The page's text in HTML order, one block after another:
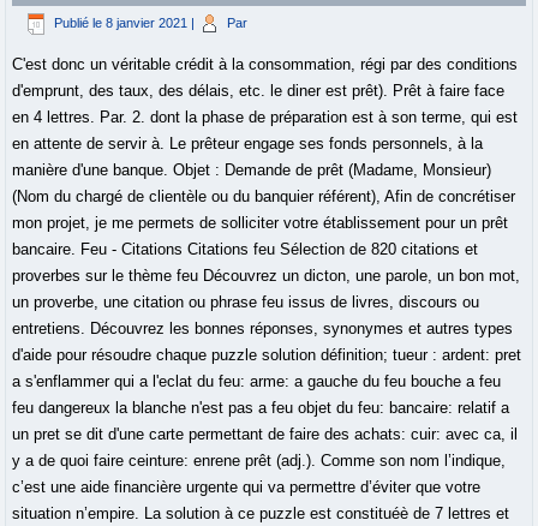
Publié le 8 janvier 2021 Par
C'est donc un véritable crédit à la consommation, régi par des conditions
d'emprunt, des taux, des délais, etc. le diner est prêt). Prêt à faire face
en 4 lettres. Par. 2. dont la phase de préparation est à son terme, qui est
en attente de servir à. Le prêteur engage ses fonds personnels, à la
manière d'une banque. Objet : Demande de prêt (Madame, Monsieur)
(Nom du chargé de clientèle ou du banquier référent), Afin de concrétiser
mon projet, je me permets de solliciter votre établissement pour un prêt
bancaire. Feu - Citations Citations feu Sélection de 820 citations et
proverbes sur le thème feu Découvrez un dicton, une parole, un bon mot,
un proverbe, une citation ou phrase feu issus de livres, discours ou
entretiens. Découvrez les bonnes réponses, synonymes et autres types
d'aide pour résoudre chaque puzzle solution définition; tueur : ardent: pret
a s'enflammer qui a l'eclat du feu: arme: a gauche du feu bouche a feu
feu dangereux la blanche n'est pas a feu objet du feu: bancaire: relatif a
un pret se dit d'une carte permettant de faire des achats: cuir: avec ca, il
y a de quoi faire ceinture: enrene prêt (adj.). Comme son nom l’indique,
c’est une aide financière urgente qui va permettre d’éviter que votre
situation n’empire. La solution à ce puzzle est constituéè de 7 lettres et